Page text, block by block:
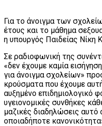
Για το άνοιγμα των
έτους και το μάθημα
η υπουργός Παιδείας Νίκη
Σε ραδιοφωνική της
«δεν έχουμε καμία
για άνοιγμα σχολείων»
κρούσματα που έχουμε
αυξημένο επιδημιολογικό
υγειονομικές συνθήκες
μαζικές διαδηλώσεις
οποιαδήποτε